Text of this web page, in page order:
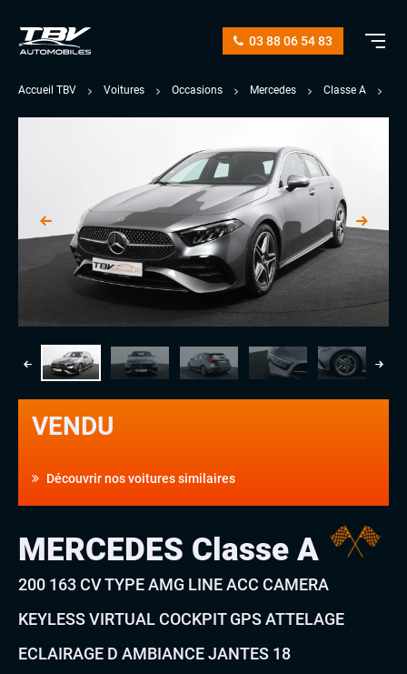
03 88 06 54 83
Accueil TBV Voitures Occasions Mercedes Classe A
VENDU
Découvrir nos voitures similaires
MERCEDES Classe A
200 163 CV TYPE AMG LINE ACC CAMERA
KEYLESS VIRTUAL COCKPIT GPS ATTELAGE
ECLAIRAGE D AMBIANCE JANTES 18